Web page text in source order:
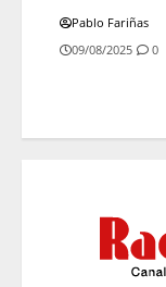
Pablo Fariñas
09/08/2025
0